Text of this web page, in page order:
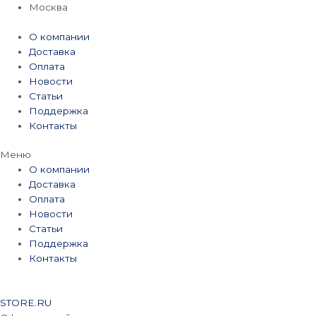
Перейти
содержимому
Москва
О компании
Доставка
Оплата
Новости
Статьи
Поддержка
Контакты
Меню
О компании
Доставка
Оплата
Новости
Статьи
Поддержка
Контакты
STORE.RU